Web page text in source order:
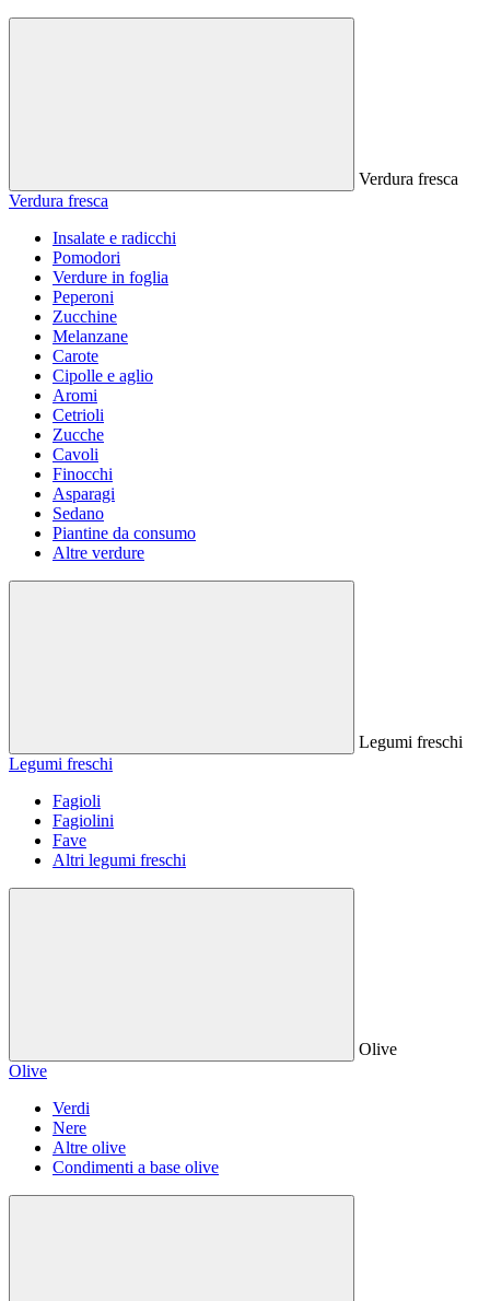
Verdura fresca
Verdura fresca
Insalate e radicchi
Pomodori
Verdure in foglia
Peperoni
Zucchine
Melanzane
Carote
Cipolle e aglio
Aromi
Cetrioli
Zucche
Cavoli
Finocchi
Asparagi
Sedano
Piantine da consumo
Altre verdure
Legumi freschi
Legumi freschi
Fagioli
Fagiolini
Fave
Altri legumi freschi
Olive
Olive
Verdi
Nere
Altre olive
Condimenti a base olive